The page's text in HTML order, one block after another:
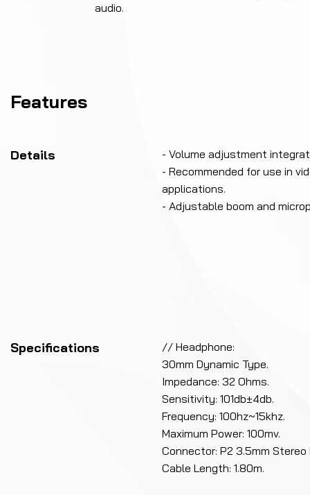
audio.
Features
Details
- Volume adjustment
- Recommended for use in
applications.
- Adjustable boom and
Specifications
// Headphone:
30mm Dynamic Type.
Impedance: 32 Ohms.
Sensitivity: 101db±4db.
Frequency: 100hz~15khz.
Maximum Power: 100mv.
Connector: P2 3.5mm Stereo
Cable Length: 1.80m.